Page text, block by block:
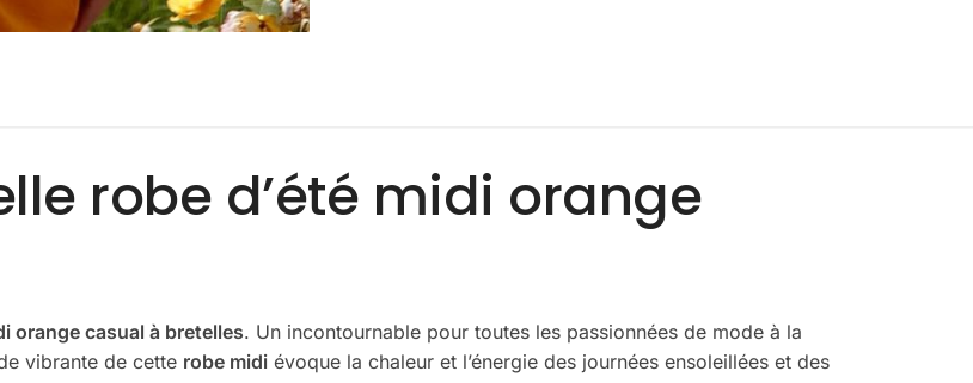
robe d’été midi orange
orange casual à bretelles. Un incontournable pour toutes les passionnées de mode à la
vibrante de cette robe midi évoque la chaleur et l’énergie des journées ensoleillées et des